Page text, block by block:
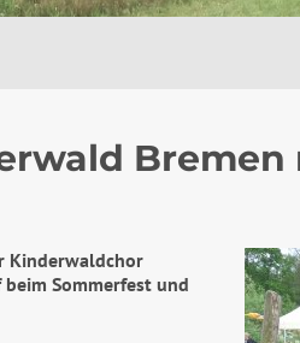
Kinderwaldchor
Sommerfest und